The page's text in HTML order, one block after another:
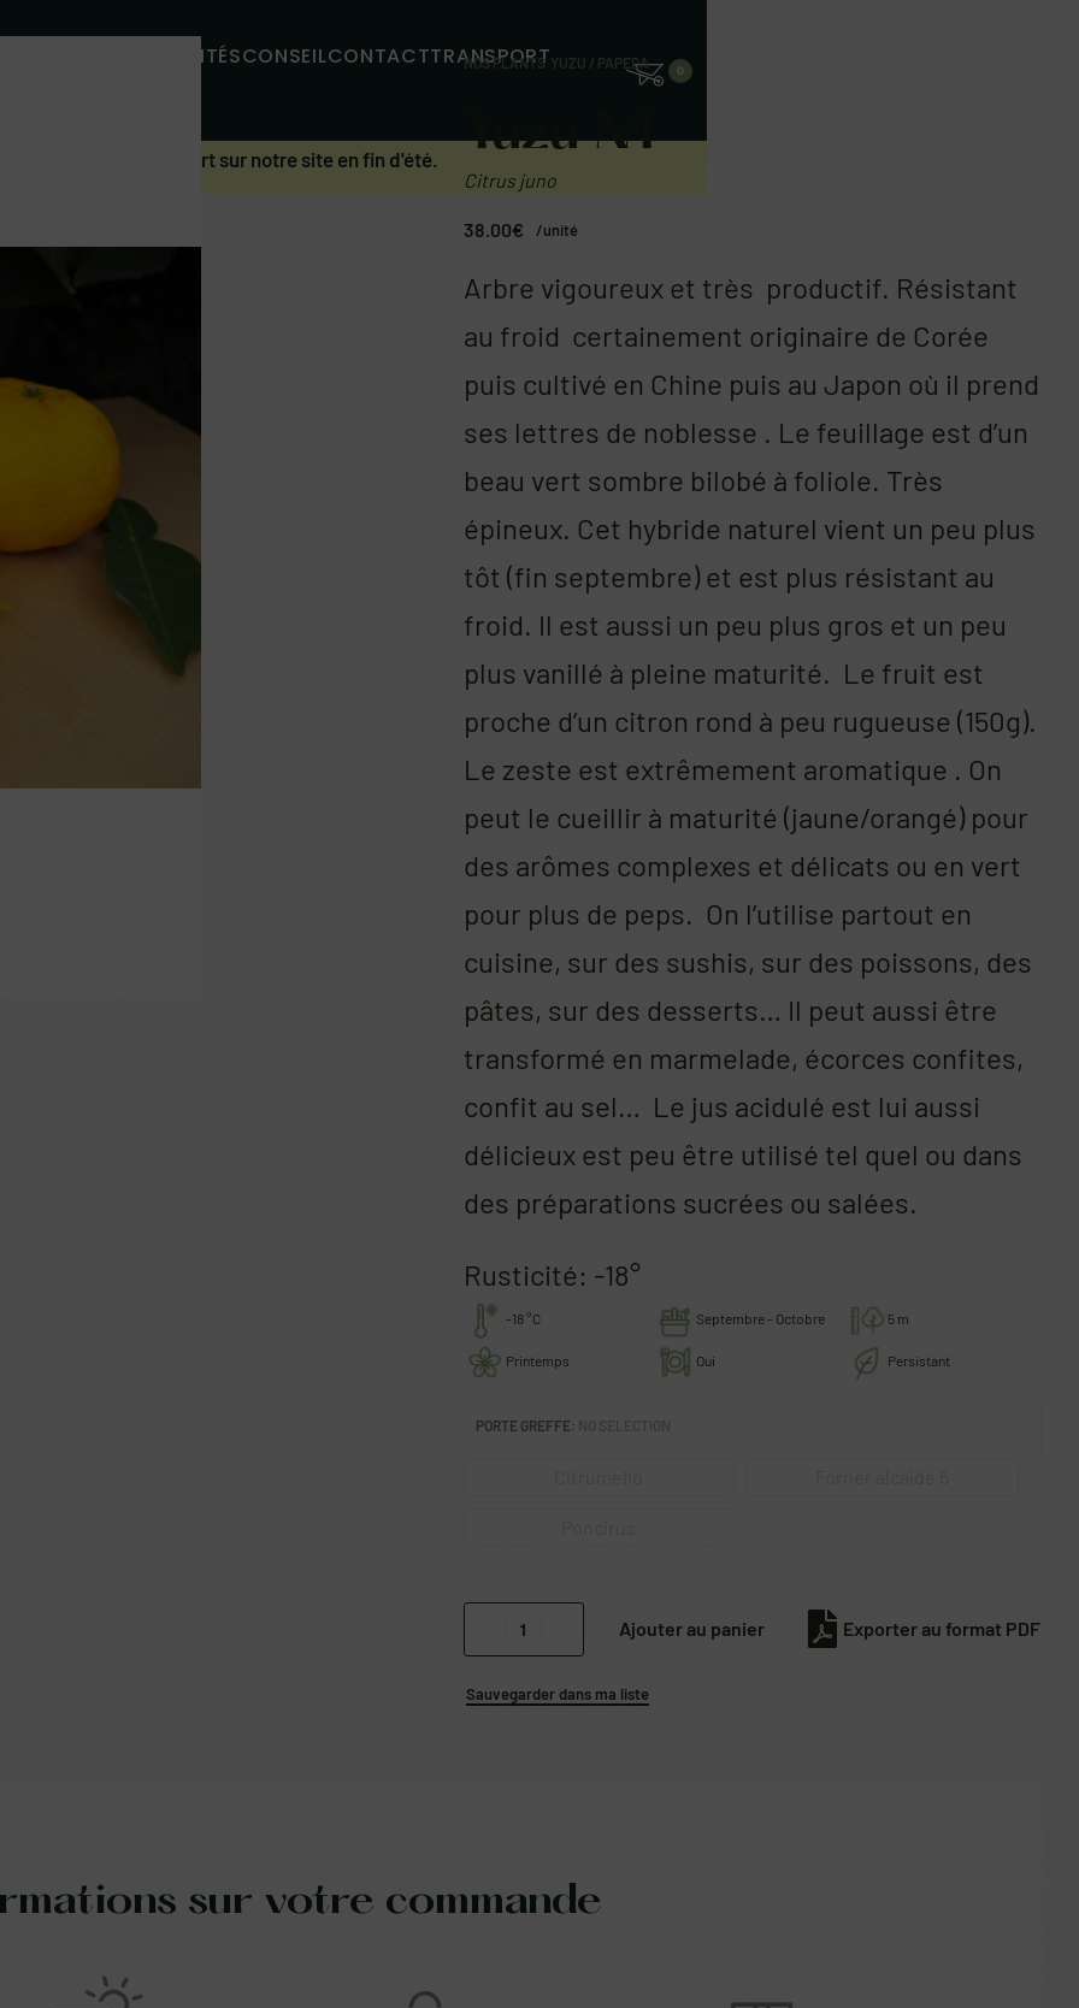
ACTUALITÉSCONSEILCONTACTTRANSPORT
0
Prochain réassort sur notre site en fin d'été.
NOS PLANTS› YUZU / PAPEDA
Yuzu N1
Citrus juno
38.00€ /unité
Arbre vigoureux et très productif. Résistant
au froid certainement originaire de Corée
puis cultivé en Chine puis au Japon où il prend
ses lettres de noblesse . Le feuillage est d’un
beau vert sombre bilobé à foliole. Très
épineux. Cet hybride naturel vient un peu plus
tôt (fin septembre) et est plus résistant au
froid. Il est aussi un peu plus gros et un peu
plus vanillé à pleine maturité. Le fruit est
proche d’un citron rond à peu rugueuse (150g).
Le zeste est extrêmement aromatique . On
peut le cueillir à maturité (jaune/orangé) pour
des arômes complexes et délicats ou en vert
pour plus de peps. On l’utilise partout en
cuisine, sur des sushis, sur des poissons, des
pâtes, sur des desserts… Il peut aussi être
transformé en marmelade, écorces confites,
confit au sel… Le jus acidulé est lui aussi
délicieux est peu être utilisé tel quel ou dans
des préparations sucrées ou salées.
Rusticité: -18°
-18 °C Septembre - Octobre 5 m
Printemps Oui Persistant
PORTE GREFFE:
Exporter au format PDF
Ajouter au panier
Sauvegarder dans ma liste
sur votre commande